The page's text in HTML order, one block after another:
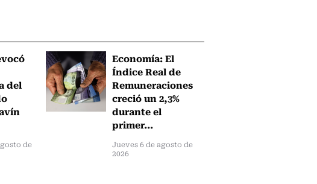
del
de
Economía: El
Índice Real de
Remuneraciones
creció un 2,3%
durante el
primer...
Jueves 6 de agosto de
2026